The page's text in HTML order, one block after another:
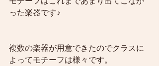
った楽器です♪
複数の楽器が用意できたのでクラスに
よってモチーフは様々です。